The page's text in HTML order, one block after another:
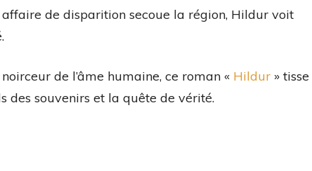
affaire de disparition secoue la région, Hildur voit
de l’âme humaine, ce roman « Hildur » tisse
des souvenirs et la quête de vérité.